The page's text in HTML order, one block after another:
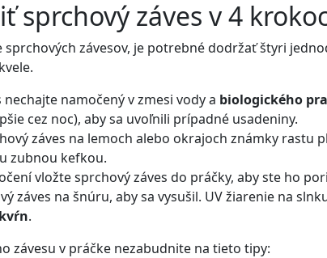
sprchový záves v 4
sprchových závesov, je potrebné dodržať štyri
nechajte namočený v zmesi vody a biologického
cez noc), aby sa uvoľnili prípadné usadeniny.
záves na lemoch alebo okrajoch známky rastu
zubnou kefkou.
vložte sprchový záves do práčky, aby ste ho
záves na šnúru, aby sa vysušil. UV žiarenie na
.
závesu v práčke nezabudnite na tieto tipy: